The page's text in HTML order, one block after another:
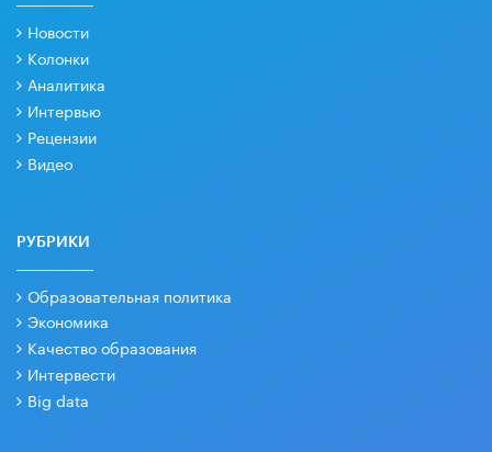
Новости
Колонки
Аналитика
Интервью
Рецензии
Видео
РУБРИКИ
Образовательная политика
Экономика
Качество образования
Интервести
Big data